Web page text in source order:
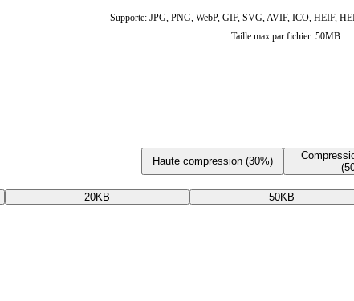
Supporte: JPG, PNG, WebP, GIF, SVG, AVIF, ICO, HEIF,
Taille max par fichier: 50MB
Haute compression (30%)
20KB 50KB